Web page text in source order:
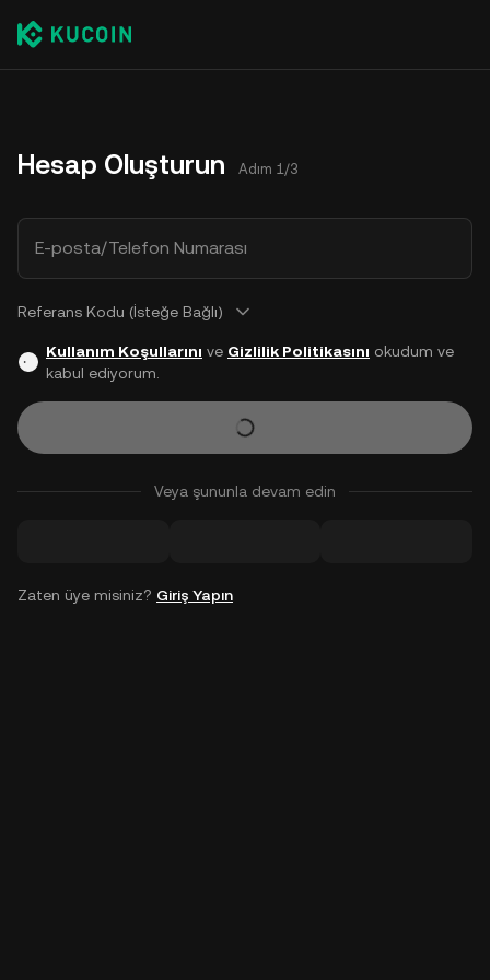
Hesap Oluşturun Adım 1/3
E-posta/Telefon Numarası
Referans Kodu (İsteğe Bağlı)
Kullanım Koşullarını ve Gizlilik Politikasını okudum ve
kabul ediyorum.
Veya şununla devam edin
Zaten üye misiniz? Giriş Yapın